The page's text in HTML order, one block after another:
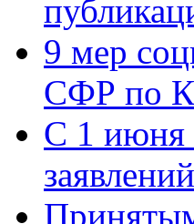
9 мер
СФР по
С 1 июня